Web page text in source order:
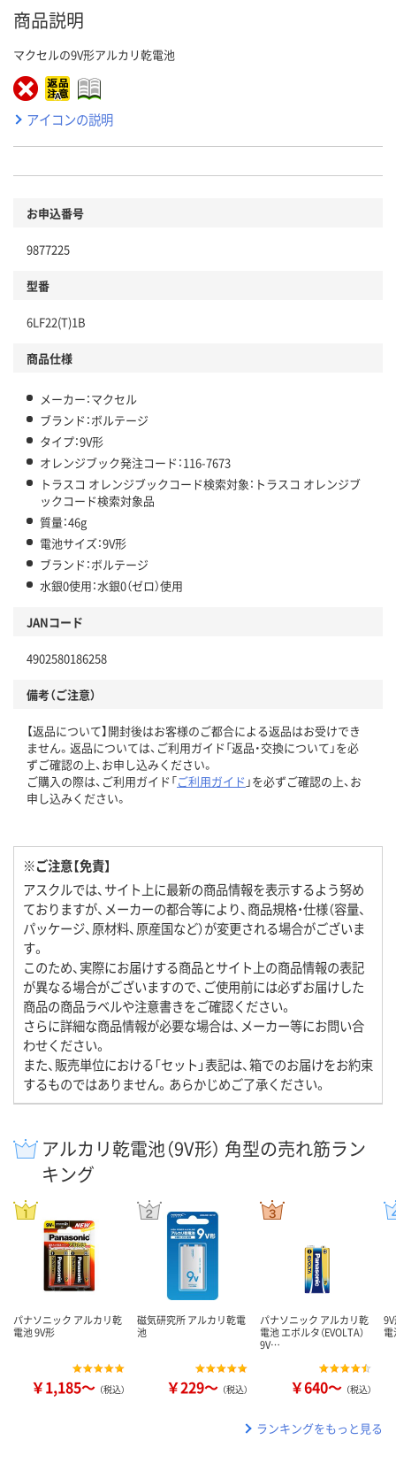
商品説明
マクセルの9V形アルカリ乾電池
アイコンの説明
お申込番号
9877225
型番
6LF22(T)1B
商品仕様
メーカー：マクセル
ブランド：ボルテージ
タイプ：9V形
オレンジブック発注コード：116-7673
トラスコ オレンジブックコード検索対象：トラスコ オレンジブ
ックコード検索対象品
質量：46g
電池サイズ：9V形
ブランド：ボルテージ
水銀0使用：水銀0（ゼロ）使用
JANコード
4902580186258
備考（ご注意）
【返品について】開封後はお客様のご都合による返品はお受けでき
ません。返品については、ご利用ガイド「返品・交換について」を必
ずご確認の上、お申し込みください。
ご購入の際は、ご利用ガイド「ご利用ガイド 」を必ずご確認の上、お
申し込みください。
※ご注意【免責】
アスクルでは、サイト上に最新の商品情報を表示するよう努め
ておりますが、メーカーの都合等により、商品規格・仕様（容量、
パッケージ、原材料、原産国など）が変更される場合がございま
す。
このため、実際にお届けする商品とサイト上の商品情報の表記
が異なる場合がございますので、ご使用前には必ずお届けした
商品の商品ラベルや注意書きをご確認ください。
さらに詳細な商品情報が必要な場合は、メーカー等にお問い合
わせください。
また、販売単位における「セット」表記は、箱でのお届けをお約束
するものではありません。あらかじめご了承ください。
アルカリ乾電池（9V形） 角型の売れ筋ラン
キング
パナソニック アルカリ乾
電池 9V形
￥1,185～ （税込）
磁気研究所 アルカリ乾電
池
￥229～ （税込）
パナソニック アルカリ乾
電池 エボルタ（EVOLTA）
9V…
￥640～ （税込）
電
ランキングをもっと見る